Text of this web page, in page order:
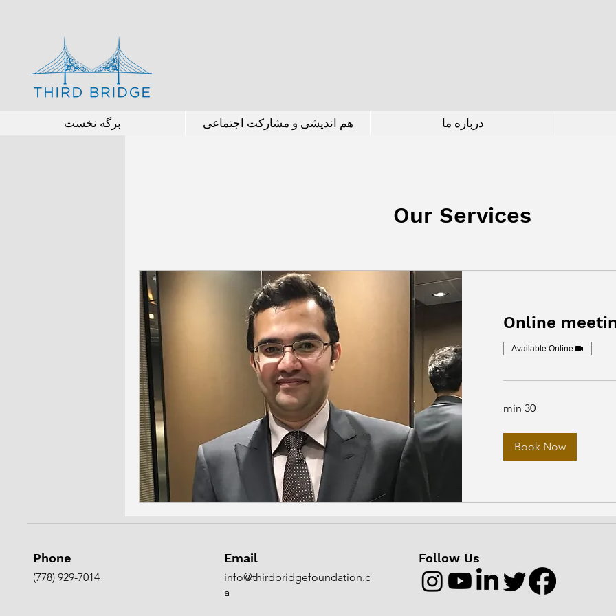
برگه نخست هم اندیشی و مشارکت اجتماعی درباره ما
Our Services
Online
Available Online
30 min
Book Now
Phone
(778) 929-7014
Email
info@thirdbridgefoundation.c
a
Follow Us